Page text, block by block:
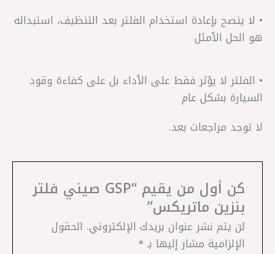
• لا ينصح بإعادة استخدام الفلتر بعد التنظيف، استبداله
هو الحل الأمثل
• الفلتر لا يؤثر فقط على الأداء بل على كفاءة وقود
السيارة بشكل عام
لا توجد مراجعات بعد.
كن أول من يقيم “GSP صيني فلتر
بنزين ماتريكس”
لن يتم نشر عنوان بريدك الإلكتروني. الحقول
الإلزامية مشار إليها بـ*